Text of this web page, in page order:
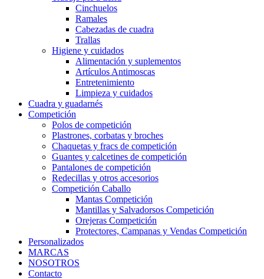
Cinchuelos
Ramales
Cabezadas de cuadra
Trallas
Higiene y cuidados
Alimentación y suplementos
Artículos Antimoscas
Entretenimiento
Limpieza y cuidados
Cuadra y guadarnés
Competición
Polos de competición
Plastrones, corbatas y broches
Chaquetas y fracs de competición
Guantes y calcetines de competición
Pantalones de competición
Redecillas y otros accesorios
Competición Caballo
Mantas Competición
Mantillas y Salvadorsos Competición
Orejeras Competición
Protectores, Campanas y Vendas Competición
Personalizados
MARCAS
NOSOTROS
Contacto